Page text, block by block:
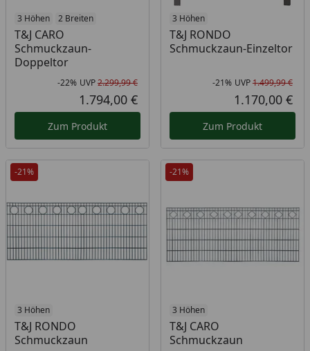
3 Höhen 2 Breiten
T&J CARO
Schmuckzaun-
Doppeltor
Rabatt in Prozent
-22%
Ursprünglicher Preis
UVP2.299,99 €
Aktueller Preis
1.794,00 €
Zum Produkt
3 Höhen
T&J RONDO
Schmuckzaun-Einzeltor
-21% UVP1.499,99 €
1.170,00 €
Zum Produkt
-21%
3 Höhen
T&J RONDO
Schmuckzaun
-21%
3 Höhen
T&J CARO
Schmuckzaun